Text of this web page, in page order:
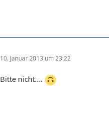
10. Januar 2013 um 23:22
Bitte nicht....